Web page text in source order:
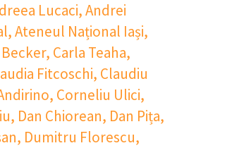
Lucaci,Andrei
,Ateneul Național Iași,
, Carla Teaha,
Fitcoschi, Claudiu
, Corneliu Ulici,
, Dan Chiorean, Dan Pița,
, Dumitru Florescu,